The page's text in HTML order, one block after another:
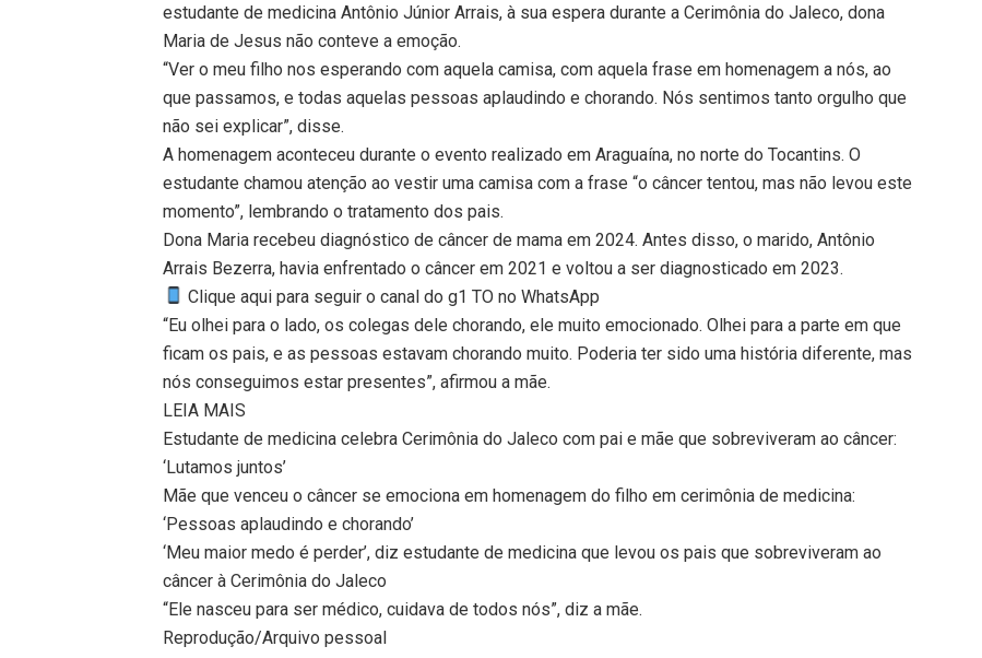
estudante de medicina Antônio Júnior Arrais, à sua espera durante a Cerimônia do Jaleco, dona
Maria de Jesus não conteve a emoção.
“Ver o meu filho nos esperando com aquela camisa, com aquela frase em homenagem a nós, ao
que passamos, e todas aquelas pessoas aplaudindo e chorando. Nós sentimos tanto orgulho que
não sei explicar”, disse.
A homenagem aconteceu durante o evento realizado em Araguaína, no norte do Tocantins. O
estudante chamou atenção ao vestir uma camisa com a frase “o câncer tentou, mas não levou este
momento”, lembrando o tratamento dos pais.
Dona Maria recebeu diagnóstico de câncer de mama em 2024. Antes disso, o marido, Antônio
Arrais Bezerra, havia enfrentado o câncer em 2021 e voltou a ser diagnosticado em 2023.
Clique aqui para seguir o canal do g1 TO no WhatsApp
“Eu olhei para o lado, os colegas dele chorando, ele muito emocionado. Olhei para a parte em que
ficam os pais, e as pessoas estavam chorando muito. Poderia ter sido uma história diferente, mas
nós conseguimos estar presentes”, afirmou a mãe.
LEIA MAIS
Estudante de medicina celebra Cerimônia do Jaleco com pai e mãe que sobreviveram ao câncer:
‘Lutamos juntos’
Mãe que venceu o câncer se emociona em homenagem do filho em cerimônia de medicina:
‘Pessoas aplaudindo e chorando’
‘Meu maior medo é perder’, diz estudante de medicina que levou os pais que sobreviveram ao
câncer à Cerimônia do Jaleco
“Ele nasceu para ser médico, cuidava de todos nós”, diz a mãe.
Reprodução/Arquivo pessoal